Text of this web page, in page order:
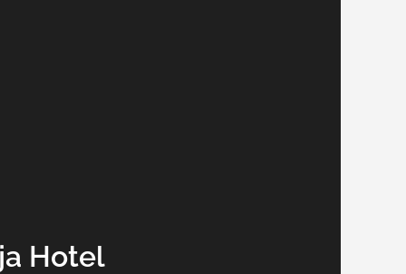
Hotel